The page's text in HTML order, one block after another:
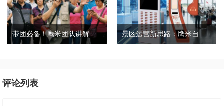
带团必备！鹰米团队讲解器，防串音 + 易管理双在线
评论列表